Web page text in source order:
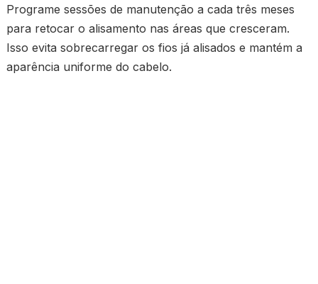
Programe sessões de manutenção a cada três meses
para retocar o alisamento nas áreas que cresceram.
Isso evita sobrecarregar os fios já alisados e mantém a
aparência uniforme do cabelo.